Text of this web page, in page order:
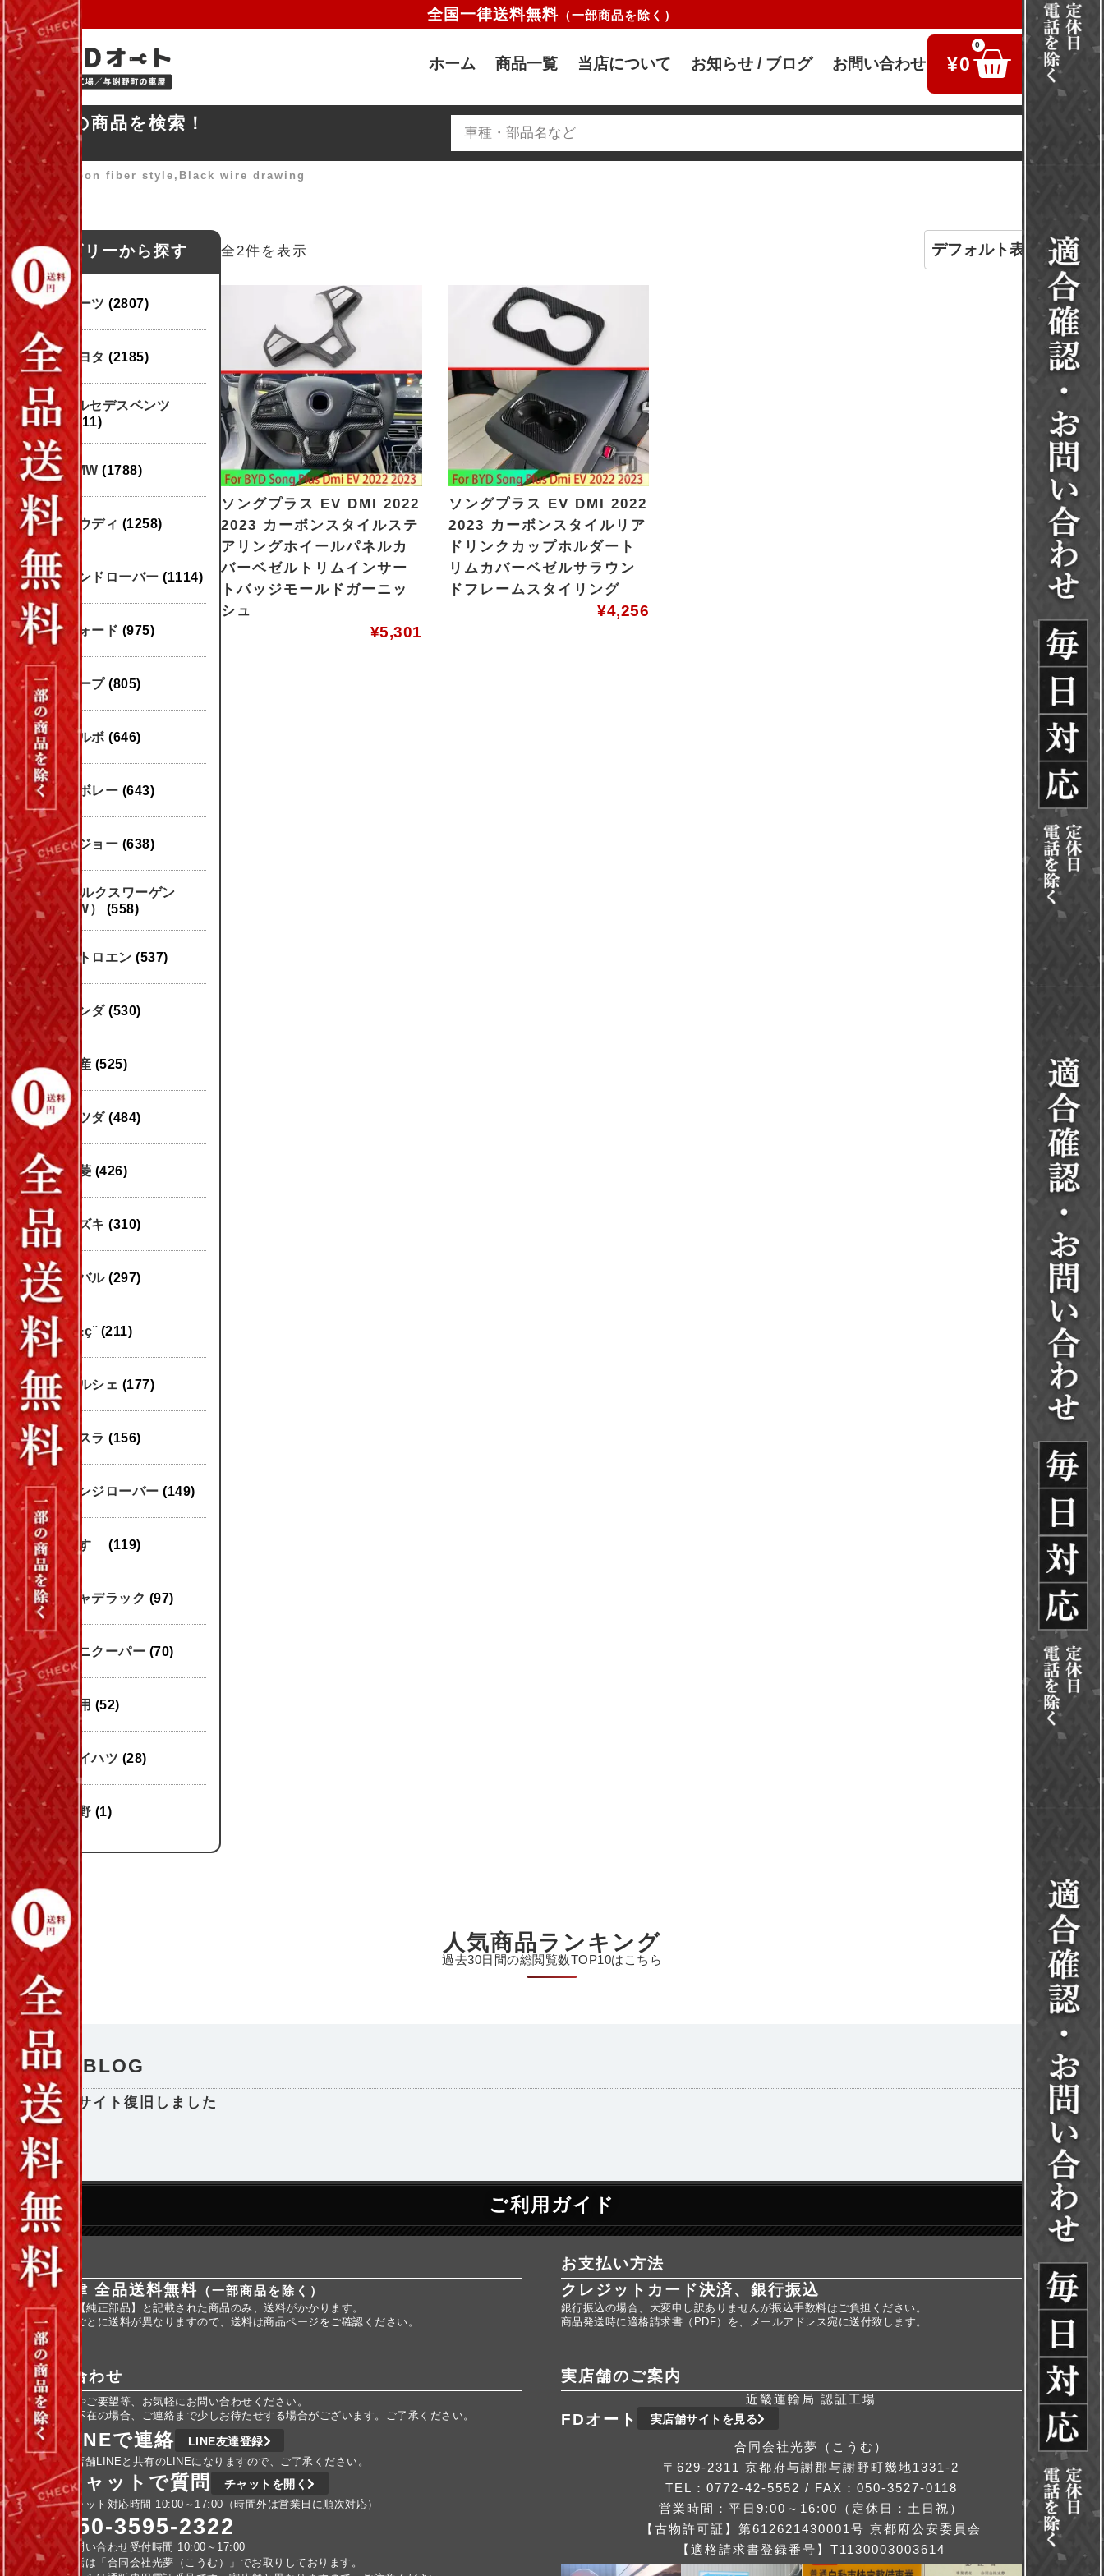
全国一律送料無料 （一部商品を除く）
ホーム 商品一覧 当店について お知らせ / ブログ お問い合わせ ¥0
0
お探しの商品を検索！
ホーム » Carbon fiber style,Black wire drawing
カテゴリーから探す
パーツ (2807)
トヨタ (2185)
メルセデスベンツ
(1911)
BMW (1788)
アウディ (1258)
ランドローバー (1114)
フォード (975)
ジープ (805)
ボルボ (646)
シボレー (643)
プジョー (638)
フォルクスワーゲン
（VW） (558)
シトロエン (537)
ホンダ (530)
日産 (525)
マツダ (484)
三菱 (426)
スズキ (310)
スバル (297)
æ±ç¨ (211)
ポルシェ (177)
テスラ (156)
レンジローバー (149)
いすゞ (119)
キャデラック (97)
ミニクーパー (70)
汎用 (52)
ダイハツ (28)
日野 (1)
全2件を表示
ソングプラス EV DMI 2022
2023 カーボンスタイルステ
アリングホイールパネルカ
バーベゼルトリムインサー
トバッジモールドガーニッ
シュ
¥5,301
ソングプラス EV DMI 2022
2023 カーボンスタイルリア
ドリンクカップホルダート
リムカバーベゼルサラウン
ドフレームスタイリング
¥4,256
人気商品ランキング
過去30日間の総閲覧数TOP10はこちら
NEWS / BLOG
2025-08-29 サイト復旧しました
一覧を見る
ご利用ガイド
送料
全国一律 全品送料無料 （一部商品を除く）
※商品名に【純正部品】と記載された商品のみ、送料がかかります。
※純正部品ごとに送料が異なりますので、送料は商品ページをご確認ください。
お支払い方法
クレジットカード決済、銀行振込
銀行振込の場合、大変申し訳ありませんが振込手数料はご負担ください。
商品発送時に適格請求書（PDF）を、メールアドレス宛に送付致します。
お問い合わせ
ご不明な点やご要望等、お気軽にお問い合わせください。
車検などで不在の場合、ご連絡まで少しお待たせする場合がございます。ご了承ください。
LINEで連絡 LINE友達登録
実店舗LINEと共有のLINEになりますので、ご了承ください。
チャットで質問 チャットを開く
チャット対応時間 10:00～17:00（時間外は営業日に順次対応）
050-3595-2322
お問い合わせ受付時間 10:00～17:00
電話は「合同会社光夢（こうむ）」でお取りしております。
実店舗のご案内
近畿運輸局 認証工場
FDオート 実店舗サイトを見る
合同会社光夢（こうむ）
〒629-2311 京都府与謝郡与謝野町幾地1331-2
TEL：0772-42-5552 / FAX：050-3527-0118
営業時間：平日9:00～16:00（定休日：土日祝）
【古物許可証】第612621430001号 京都府公安委員会
【適格請求書登録番号】T1130003003614